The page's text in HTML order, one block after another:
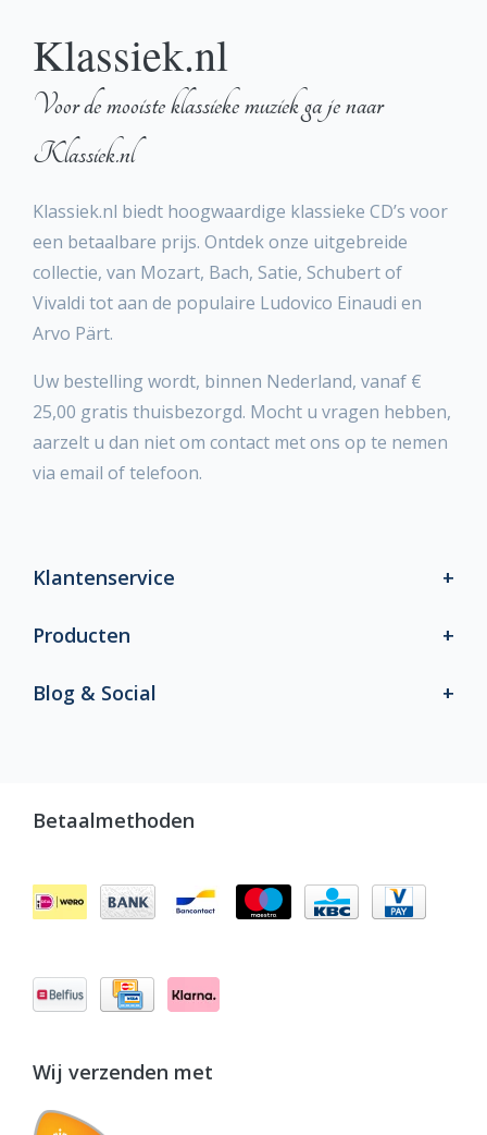
Klassiek.nl
Voor de mooiste klassieke muziek ga je naar
Klassiek.nl
Klassiek.nl biedt hoogwaardige klassieke CD’s voor
een betaalbare prijs. Ontdek onze uitgebreide
collectie, van Mozart, Bach, Satie, Schubert of
Vivaldi tot aan de populaire Ludovico Einaudi en
Arvo Pärt.
Uw bestelling wordt, binnen Nederland, vanaf €
25,00 gratis thuisbezorgd. Mocht u vragen hebben,
aarzelt u dan niet om contact met ons op te nemen
via email of telefoon.
Klantenservice
Producten
Blog & Social
Betaalmethoden
Wij verzenden met